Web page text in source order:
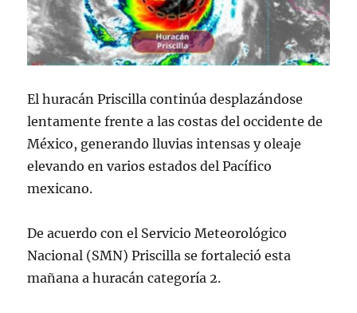
El huracán Priscilla continúa desplazándose
lentamente frente a las costas del occidente de
México, generando lluvias intensas y oleaje
elevando en varios estados del Pacífico
mexicano.
De acuerdo con el Servicio Meteorológico
Nacional (SMN) Priscilla se fortaleció esta
mañana a huracán categoría 2.